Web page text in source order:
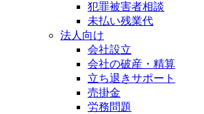
犯罪被害者相談
未払い残業代
法人向け
会社設立
会社の破産・精算
立ち退きサポート
売掛金
労務問題